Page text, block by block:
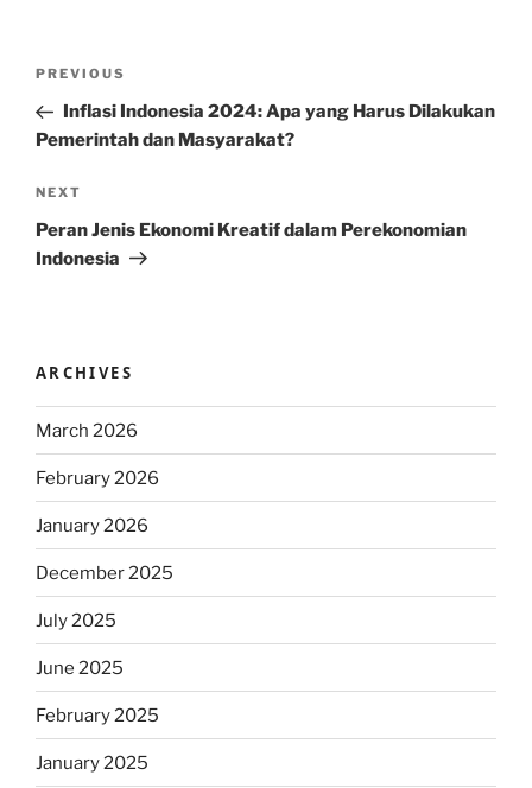
Previous
Post
PREVIOUS
Inflasi Indonesia 2024: Apa yang Harus Dilakukan
Pemerintah dan Masyarakat?
Next
Post
NEXT
Peran Jenis Ekonomi Kreatif dalam Perekonomian
Indonesia
ARCHIVES
March 2026
February 2026
January 2026
December 2025
July 2025
June 2025
February 2025
January 2025